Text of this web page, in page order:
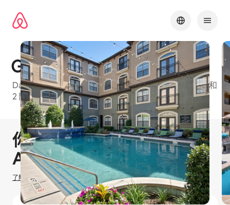
Gables Villa Rosa
Dallas⁠的 Airbnb 友⁠善公⁠寓大⁠樓⁠，可⁠選房⁠型包⁠括1 間臥室和
2 間臥室
顯示 0 項，共 0 項
1 / 30
你有機會賺取$0 TWD在
Airbnb 出租
了解我們如何估算你的收入